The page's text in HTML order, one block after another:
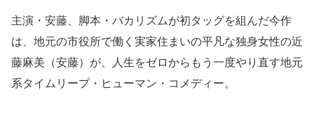
主演・安藤、脚本・バカリズムが初タッグを組んだ今作
は、地元の市役所で働く実家住まいの平凡な独身女性の近
藤麻美（安藤）が、人生をゼロからもう一度やり直す地元
系タイムリープ・ヒューマン・コメディー。